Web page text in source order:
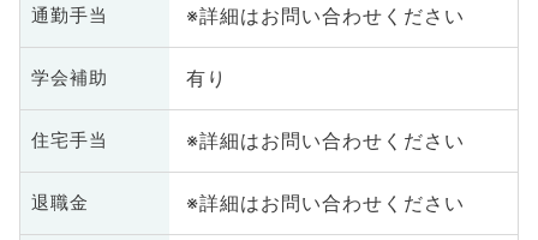
通勤手当 ※詳細はお問い合わせください
学会補助 有り
住宅手当 ※詳細はお問い合わせください
退職金 ※詳細はお問い合わせください